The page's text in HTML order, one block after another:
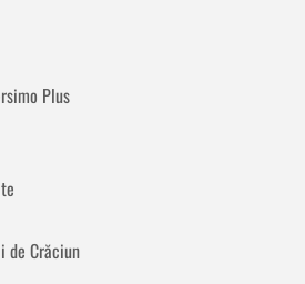
Plus
de Crăciun